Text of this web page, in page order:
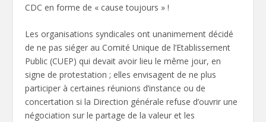
CDC en forme de « cause toujours » !
Les organisations syndicales ont unanimement décidé
de ne pas siéger au Comité Unique de l’Etablissement
Public (CUEP) qui devait avoir lieu le même jour, en
signe de protestation ; elles envisagent de ne plus
participer à certaines réunions d’instance ou de
concertation si la Direction générale refuse d’ouvrir une
négociation sur le partage de la valeur et les